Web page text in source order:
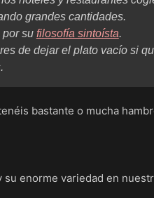
grandes cantidades.
por su filosofía sintoísta.
de dejar el plato vacío si
bastante o mucha
enorme variedad en